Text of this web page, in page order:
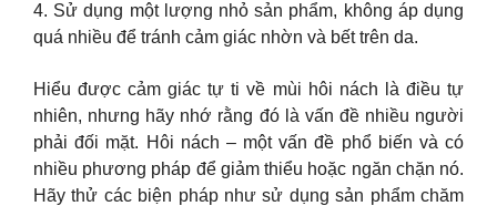
4. Sử dụng một lượng nhỏ sản phẩm, không áp dụng
quá nhiều để tránh cảm giác nhờn và bết trên da.
Hiểu được cảm giác tự ti về mùi hôi nách là điều tự
nhiên, nhưng hãy nhớ rằng đó là vấn đề nhiều người
phải đối mặt. Hôi nách – một vấn đề phổ biến và có
nhiều phương pháp để giảm thiểu hoặc ngăn chặn nó.
Hãy thử các biện pháp như sử dụng sản phẩm chăm